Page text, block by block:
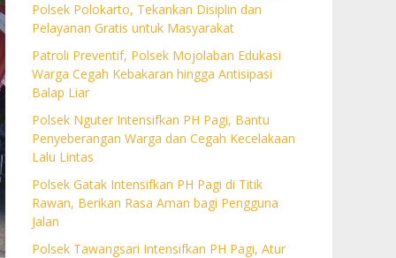
Polsek Polokarto, Tekankan Disiplin dan
Pelayanan Gratis untuk Masyarakat
Patroli Preventif, Polsek Mojolaban Edukasi
Warga Cegah Kebakaran hingga Antisipasi
Balap Liar
Polsek Nguter Intensifkan PH Pagi, Bantu
Penyeberangan Warga dan Cegah Kecelakaan
Lalu Lintas
Polsek Gatak Intensifkan PH Pagi di Titik
Rawan, Berikan Rasa Aman bagi Pengguna
Jalan
Polsek Tawangsari Intensifkan PH Pagi, Atur